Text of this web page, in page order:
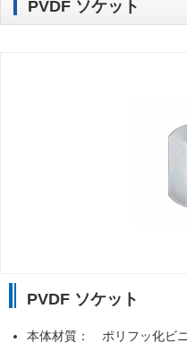
PVDF ソケット
PVDF ソケット
本体材質： ポリフッ化ビ